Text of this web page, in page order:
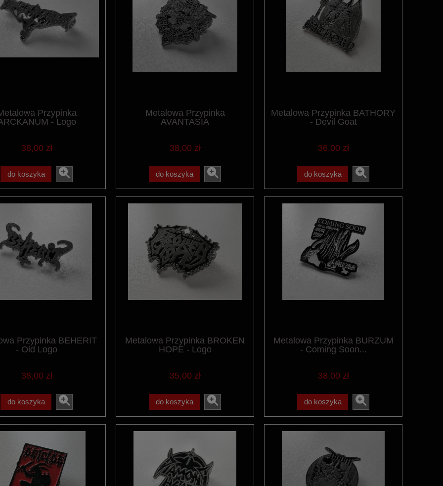
Przypinka
- Logo
38,00 zł
do koszyka
Metalowa Przypinka
AVANTASIA
38,00 zł
do koszyka
Metalowa Przypinka BATHORY
- Devil Goat
36,00 zł
do koszyka
Przypinka BEHERIT
- Old Logo
38,00 zł
do koszyka
Metalowa Przypinka BROKEN
HOPE - Logo
35,00 zł
do koszyka
Metalowa Przypinka BURZUM
- Coming Soon...
38,00 zł
do koszyka